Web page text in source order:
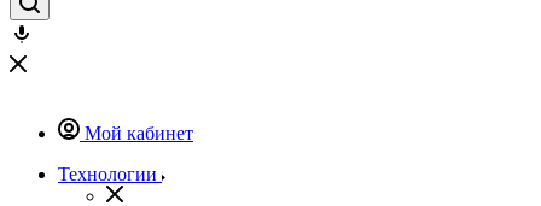
Мой кабинет
Технологии